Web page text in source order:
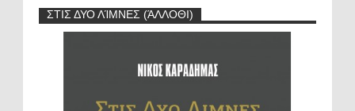
ΣΤΙΣ ΔΥΟ ΛΊΜΝΕΣ (ΆΛΛΟΘΙ)